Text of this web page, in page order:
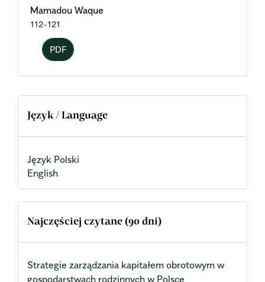
Mamadou Waque
112-121
PDF
Język / Language
Język Polski
English
Najczęściej czytane (90 dni)
Strategie zarządzania kapitałem obrotowym w
gospodarstwach rodzinnych w Polsce